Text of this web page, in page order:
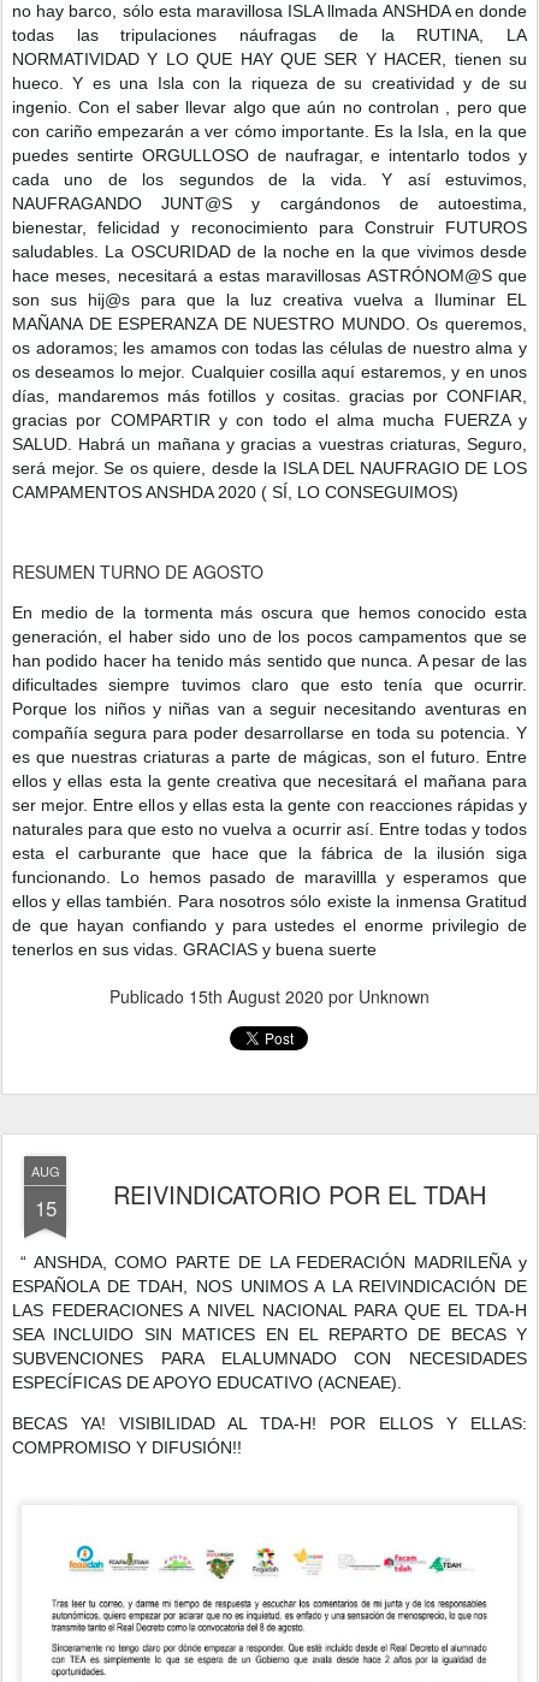
no hay barco, sólo esta maravillosa ISLA llmada ANSHDA en donde
todas las tripulaciones náufragas de la RUTINA, LA
NORMATIVIDAD Y LO QUE HAY QUE SER Y HACER, tienen su
hueco. Y es una Isla con la riqueza de su creatividad y de su
ingenio. Con el saber llevar algo que aún no controlan , pero que
con cariño empezarán a ver cómo importante. Es la Isla, en la que
puedes sentirte ORGULLOSO de naufragar, e intentarlo todos y
cada uno de los segundos de la vida. Y así estuvimos,
NAUFRAGANDO JUNT@S y cargándonos de autoestima,
bienestar, felicidad y reconocimiento para Construir FUTUROS
saludables. La OSCURIDAD de la noche en la que vivimos desde
hace meses, necesitará a estas maravillosas ASTRÓNOM@S que
son sus hij@s para que la luz creativa vuelva a Iluminar EL
MAÑANA DE ESPERANZA DE NUESTRO MUNDO. Os queremos,
os adoramos; les amamos con todas las células de nuestro alma y
os deseamos lo mejor. Cualquier cosilla aquí estaremos, y en unos
días, mandaremos más fotillos y cositas. gracias por CONFIAR,
gracias por COMPARTIR y con todo el alma mucha FUERZA y
SALUD. Habrá un mañana y gracias a vuestras criaturas, Seguro,
será mejor. Se os quiere, desde la ISLA DEL NAUFRAGIO DE LOS
CAMPAMENTOS ANSHDA 2020 ( SÍ, LO CONSEGUIMOS)
RESUMEN TURNO DE AGOSTO
En medio de la tormenta más oscura que hemos conocido esta
generación, el haber sido uno de los pocos campamentos que se
han podido hacer ha tenido más sentido que nunca. A pesar de las
dificultades siempre tuvimos claro que esto tenía que ocurrir.
Porque los niños y niñas van a seguir necesitando aventuras en
compañía segura para poder desarrollarse en toda su potencia. Y
es que nuestras criaturas a parte de mágicas, son el futuro. Entre
ellos y ellas esta la gente creativaque necesitará el mañana para
ser mejor. Entre ellos y ellas esta la gente con reacciones rápidas y
naturales para que esto no vuelva a ocurrir así. Entre todas y todos
esta el carburante que hace que la fábrica de la ilusión siga
funcionando. Lo hemos pasado de maravillla y esperamos que
ellos y ellas también. Para nosotros sólo existe la inmensa Gratitud
de que hayan confiando y para ustedes el enorme privilegio de
tenerlos en sus vidas. GRACIAS y buena suerte
Publicado 15th August 2020 por Unknown
AUG
15 REIVINDICATORIO POR EL TDAH
“ ANSHDA, COMO PARTE DE LA FEDERACIÓN MADRILEÑA y
ESPAÑOLA DE TDAH, NOS UNIMOS A LA REIVINDICACIÓN DE
LAS FEDERACIONES A NIVEL NACIONAL PARA QUE EL TDA-H
SEA INCLUIDO SIN MATICES EN EL REPARTO DE BECAS Y
SUBVENCIONES PARA ELALUMNADO CON NECESIDADES
ESPECÍFICAS DE APOYO EDUCATIVO (ACNEAE).
BECAS YA! VISIBILIDAD AL TDA-H! POR ELLOS Y ELLAS:
COMPROMISO Y DIFUSIÓN!!